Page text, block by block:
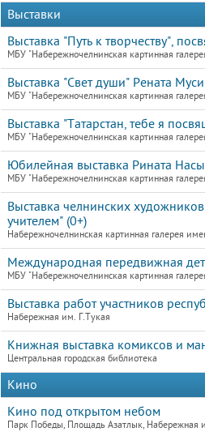
Выставки
Выставка "Путь к творчеству",
МБУ "Набережночелнинская картинная
Выставка "Свет души" Рената
МБУ "Набережночелнинская картинная
Выставка "Татарстан, тебе я
МБУ "Набережночелнинская картинная
Юбилейная выставка Рината
МБУ "Набережночелнинская картинная
Выставка челнинских
учителем" (0+)
Набережночелнинская картинная галерея
Международная передвижная
МБУ "Набережночелнинская картинная
Выставка работ участников
Набережная им. Г.Тукая
Книжная выставка комиксов и
Центральная городская библиотека
Кино
Кино под открытом небом
Парк Победы, Площадь Азатлык, Набережная